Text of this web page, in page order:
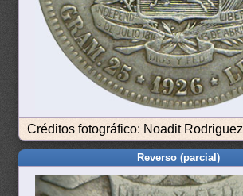
Créditos fotográfico: Noadit Rodriguez
Reverso (parcial)